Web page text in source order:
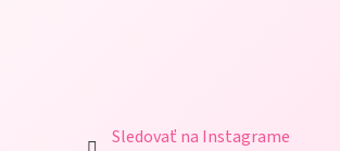
Sledovať na Instagrame